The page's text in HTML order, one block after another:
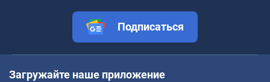
Подписаться
Загружайте наше приложение